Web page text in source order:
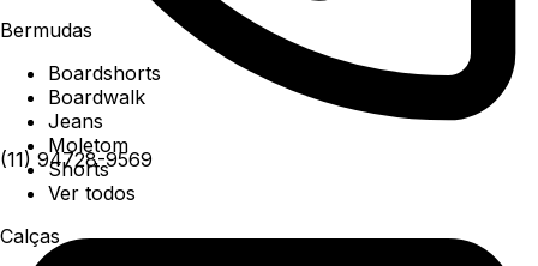
(11) 94728-9569
Bermudas
Boardshorts
Boardwalk
Jeans
Moletom
Shorts
Ver todos
Calças